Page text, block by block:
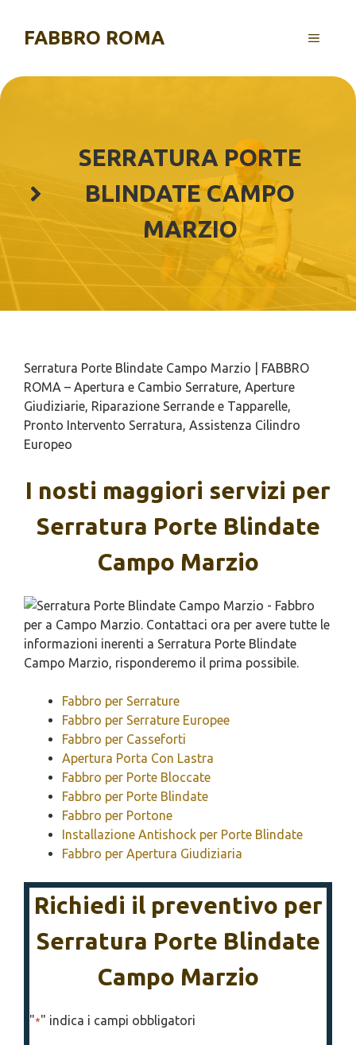
contenuto
FABBRO ROMA MENU
SERRATURA PORTE
BLINDATE CAMPO
MARZIO
Serratura Porte Blindate Campo Marzio | FABBRO
ROMA – Apertura e Cambio Serrature, Aperture
Giudiziarie, Riparazione Serrande e Tapparelle,
Pronto Intervento Serratura, Assistenza Cilindro
Europeo
I nosti maggiori servizi per
Serratura Porte Blindate
Campo Marzio
Fabbro per Serrature
Fabbro per Serrature Europee
Fabbro per Casseforti
Apertura Porta Con Lastra
Fabbro per Porte Bloccate
Fabbro per Porte Blindate
Fabbro per Portone
Installazione Antishock per Porte Blindate
Fabbro per Apertura Giudiziaria
Richiedi il preventivo per
Serratura Porte Blindate
Campo Marzio
"*" indica i campi obbligatori